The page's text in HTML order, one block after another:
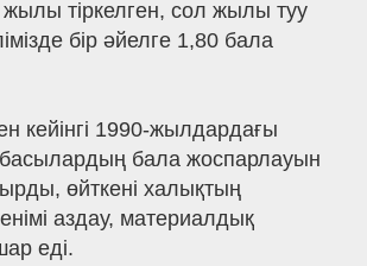
тіркелген, сол жылы туу
бір әйелге 1,80 бала
кейінгі 1990-жылдардағы
бала жоспарлауын
өйткені халықтың
аздау, материалдық
еді.